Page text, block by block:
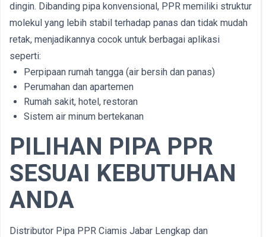
dingin. Dibanding pipa konvensional, PPR memiliki struktur
molekul yang lebih stabil terhadap panas dan tidak mudah
retak, menjadikannya cocok untuk berbagai aplikasi
seperti:
Perpipaan rumah tangga (air bersih dan panas)
Perumahan dan apartemen
Rumah sakit, hotel, restoran
Sistem air minum bertekanan
PILIHAN PIPA PPR
SESUAI KEBUTUHAN
ANDA
Distributor Pipa PPR Ciamis Jabar Lengkap dan